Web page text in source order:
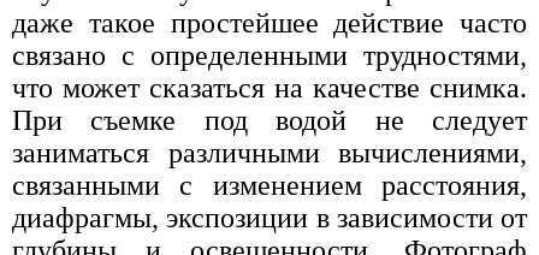
даже такое простейшее действие часто
связано с определенными трудностями,
что может сказаться на качестве снимка.
При съемке под водой не следует
заниматься различными вычислениями,
связанными с изменением расстояния,
диафрагмы, экспозиции в зависимости от